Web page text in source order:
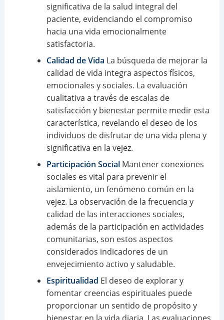
significativa de la salud integral del
paciente, evidenciando el compromiso
hacia una vida emocionalmente
satisfactoria.
Calidad de Vida La búsqueda de mejorar la
calidad de vida integra aspectos físicos,
emocionales y sociales. La evaluación
cualitativa a través de escalas de
satisfacción y bienestar permite medir esta
característica, revelando el deseo de los
individuos de disfrutar de una vida plena y
significativa en la vejez.
Participación SocialMantener conexiones
sociales es vital para prevenir el
aislamiento, un fenómeno común en la
vejez. La observación de la frecuencia y
calidad de las interacciones sociales,
además de la participación en actividades
comunitarias, son estos aspectos
considerados indicadores de un
envejecimiento activo y saludable.
Espiritualidad El deseo de explorar y
fomentar creencias espirituales puede
proporcionar un sentido de propósito y